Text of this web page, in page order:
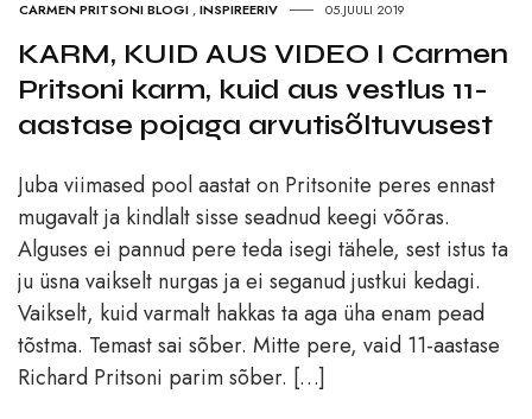
CARMEN PRITSONI BLOGI ,INSPIREERIV 05.JUULI 2019
KARM, KUID AUS VIDEO I Carmen
Pritsoni karm, kuid aus vestlus 11-
aastase pojaga arvutisõltuvusest
Juba viimased pool aastat on Pritsonite peres ennast
mugavalt ja kindlalt sisse seadnud keegi võõras.
Alguses ei pannud pere teda isegi tähele, sest istus ta
ju üsna vaikselt nurgas ja ei seganud justkui kedagi.
Vaikselt, kuid varmalt hakkas ta aga üha enam pead
tõstma. Temast sai sõber. Mitte pere, vaid 11-aastase
Richard Pritsoni parim sõber. […]